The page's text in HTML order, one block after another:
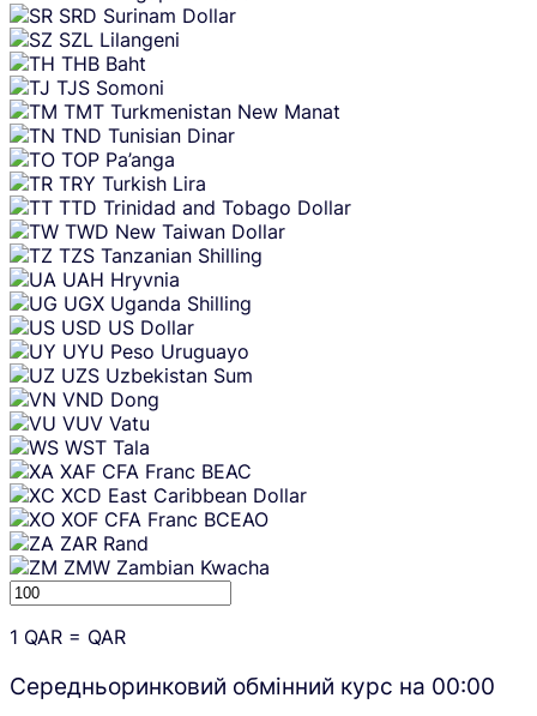
SRD Surinam Dollar
SZL Lilangeni
THB Baht
TJS Somoni
TMT Turkmenistan New Manat
TND Tunisian Dinar
TOP Pa’anga
TRY Turkish Lira
TTD Trinidad and Tobago Dollar
TWD New Taiwan Dollar
TZS Tanzanian Shilling
UAH Hryvnia
UGX Uganda Shilling
USD US Dollar
UYU Peso Uruguayo
UZS Uzbekistan Sum
VND Dong
VUV Vatu
WST Tala
XAF CFA Franc BEAC
XCD East Caribbean Dollar
XOF CFA Franc BCEAO
ZAR Rand
ZMW Zambian Kwacha
1 QAR = QAR
Середньоринковий обмінний курс на 00:00